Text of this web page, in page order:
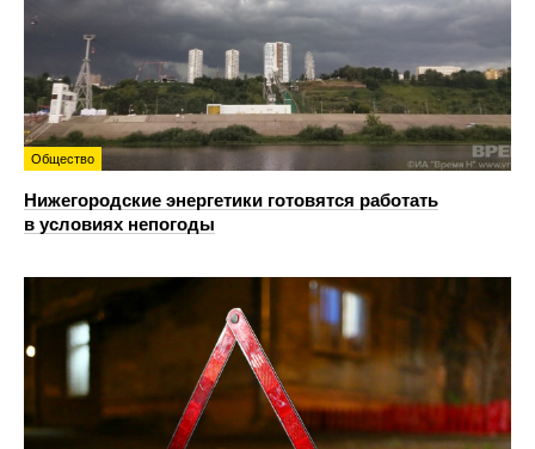
Общество
Нижегородские энергетики готовятся работать
в условиях непогоды